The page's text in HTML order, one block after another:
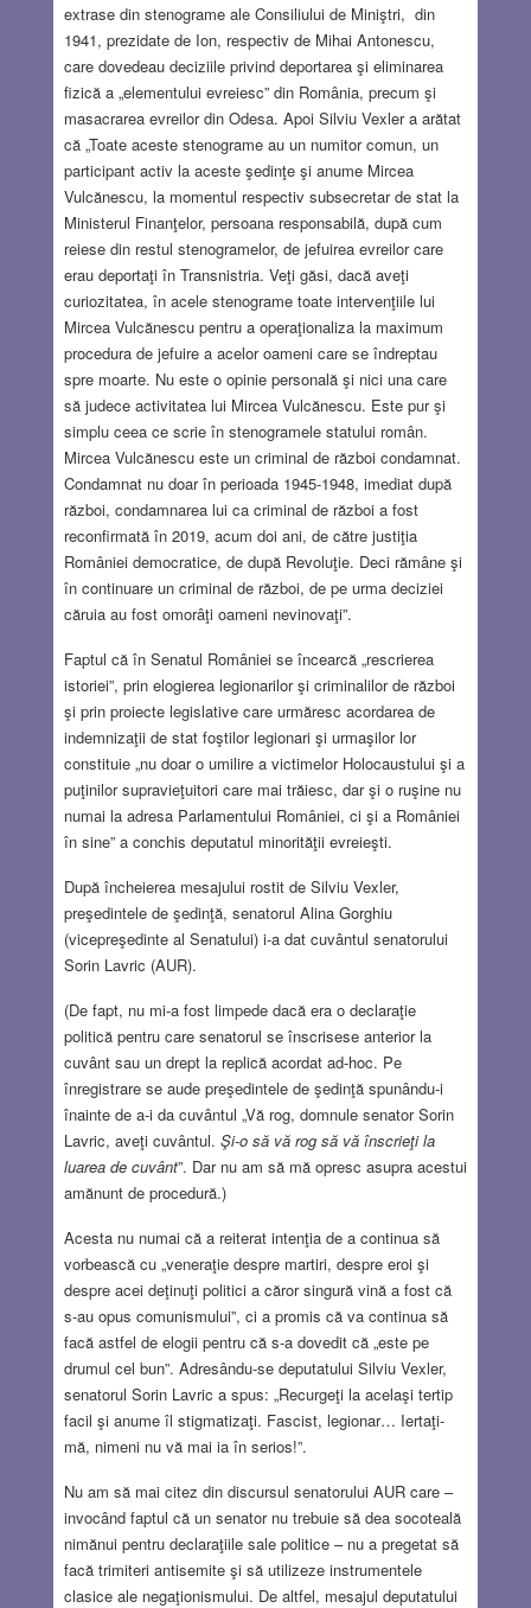
extrase din stenograme ale Consiliului de Miniştri, din
1941, prezidate de Ion, respectiv de Mihai Antonescu,
care dovedeau deciziile privind deportarea şi eliminarea
fizică a „elementului evreiesc” din România, precum şi
masacrarea evreilor din Odesa. Apoi Silviu Vexler a arătat
că „Toate aceste stenograme au un numitor comun, un
participant activ la aceste şedinţe şi anume Mircea
Vulcănescu, la momentul respectiv subsecretar de stat la
Ministerul Finanţelor, persoana responsabilă, după cum
reiese din restul stenogramelor, de jefuirea evreilor care
erau deportaţi în Transnistria. Veţi găsi, dacă aveţi
curiozitatea, în acele stenograme toate intervenţiile lui
Mircea Vulcănescu pentru a operaţionaliza la maximum
procedura de jefuire a acelor oameni care se îndreptau
spre moarte. Nu este o opinie personală şi nici una care
să judece activitatea lui Mircea Vulcănescu. Este pur şi
simplu ceea ce scrie în stenogramele statului român.
Mircea Vulcănescu este un criminal de război condamnat.
Condamnat nu doar în perioada 1945-1948, imediat după
război, condamnarea lui ca criminal de război a fost
reconfirmată în 2019, acum doi ani, de către justiţia
României democratice, de după Revoluţie. Deci rămâne şi
în continuare un criminal de război, de pe urma deciziei
căruia au fost omorâţi oameni nevinovaţi”.
Faptul că în Senatul României se încearcă „rescrierea
istoriei”, prin elogierea legionarilor şi criminalilor de război
şi prin proiecte legislative care urmăresc acordarea de
indemnizaţii de stat foştilor legionari şi urmaşilor lor
constituie „nu doar o umilire a victimelor Holocaustului şi a
puţinilor supravieţuitori care mai trăiesc, dar şi o ruşine nu
numai la adresa Parlamentului României, ci şi a României
în sine” a conchis deputatul minorităţii evreieşti.
După încheierea mesajului rostit de Silviu Vexler,
preşedintele de şedinţă, senatorul Alina Gorghiu
(vicepreşedinte al Senatului) i-a dat cuvântul senatorului
Sorin Lavric (AUR).
(De fapt, nu mi-a fost limpede dacă era o declaraţie
politică pentru care senatorul se înscrisese anterior la
cuvânt sau un drept la replică acordat ad-hoc. Pe
înregistrare se aude preşedintele de şedinţă spunându-i
înainte de a-i da cuvântul „Vă rog, domnule senator Sorin
Lavric, aveţi cuvântul. Şi-o să vă rog să vă înscrieţi la
luarea de cuvânt”. Dar nu am să mă opresc asupra acestui
amănunt de procedură.)
Acesta nu numai că a reiterat intenţia de a continua să
vorbească cu „veneraţie despre martiri, despre eroi şi
despre acei deţinuţi politici a căror singură vină a fost că
s-au opus comunismului”, ci a promis că va continua să
facă astfel de elogii pentru că s-a dovedit că „este pe
drumul cel bun”. Adresându-se deputatului Silviu Vexler,
senatorul Sorin Lavric a spus: „Recurgeţi la acelaşi tertip
facil şi anume îl stigmatizaţi. Fascist, legionar… Iertaţi-
mă, nimeni nu vă mai ia în serios!”.
Nu am să mai citez din discursul senatorului AUR care –
invocând faptul că un senator nu trebuie să dea socoteală
nimănui pentru declaraţiile sale politice – nu a pregetat să
facă trimiteri antisemite şi să utilizeze instrumentele
clasice ale negaţionismului. De altfel, mesajul deputatului